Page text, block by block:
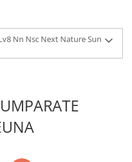
Nn Nsc Next Nature Sun